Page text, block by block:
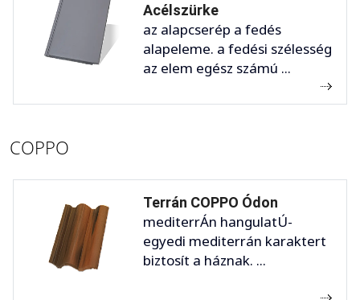
Acélszürke
az alapcserép a fedés
alapeleme. a fedési szélesség
az elem egész számú ...
COPPO
Terrán COPPO Ódon
mediterrÁn hangulatÚ-
egyedi mediterrán karaktert
biztosít a háznak. ...